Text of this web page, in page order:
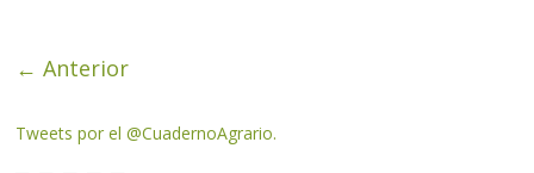
← Anterior
Tweets por el @CuadernoAgrario.